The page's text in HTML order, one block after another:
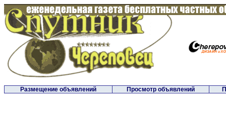
Размещение объявлений Просмотр объявлений